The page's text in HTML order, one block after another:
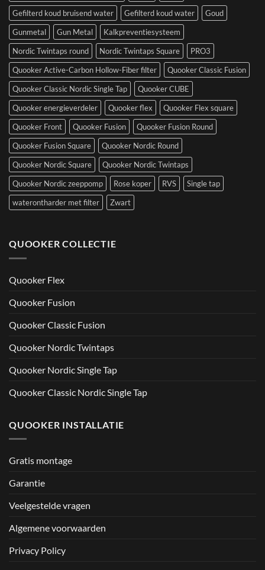
Gefilterd koud bruisend water
Gefilterd koud water
Goud
Gunmetal
Gun Metal
Kalkpreventiesysteem
Nordic Twintaps round
Nordic Twintaps Square
PRO3
Quooker Active-Carbon Hollow-Fiber filter
Quooker Classic Fusion
Quooker Classic Nordic Single Tap
Quooker CUBE
Quooker energieverdeler
Quooker flex
Quooker Flex square
Quooker Front
Quooker Fusion
Quooker Fusion Round
Quooker Fusion Square
Quooker Nordic Round
Quooker Nordic Square
Quooker Nordic Twintaps
Quooker Nordic zeeppomp
Rose koper RVS
Single tap
waterontharder met filter
Zwart
QUOOKER COLLECTIE
Quooker Flex
Quooker Fusion
Quooker Classic Fusion
Quooker Nordic Twintaps
Quooker Nordic Single Tap
Quooker Classic Nordic Single Tap
QUOOKER INSTALLATIE
Gratis montage
Garantie
Veelgestelde vragen
Algemene voorwaarden
Privacy Policy